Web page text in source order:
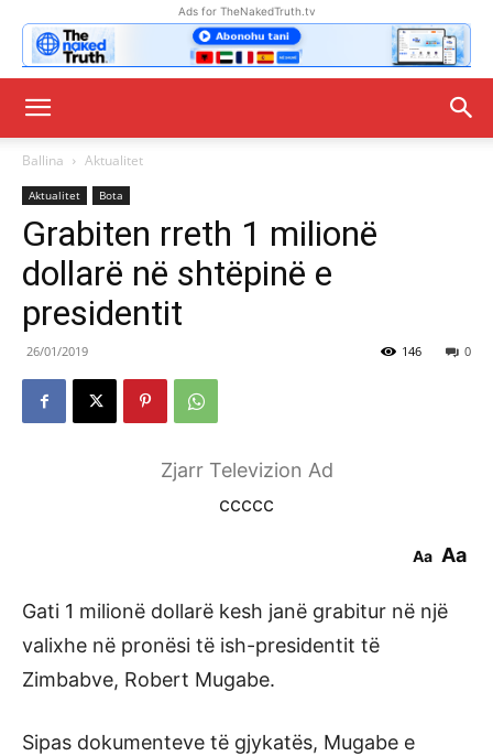
Ads for TheNakedTruth.tv
Ballina Aktualitet
Aktualitet Bota
Grabiten rreth 1 milionë
dollarë në shtëpinë e
presidentit
26/01/2019 0
146
Zjarr Televizion Ad
ccccc
Aa Aa
Gati 1 milionë dollarë kesh janë grabitur në një
valixhe në pronësi të ish-presidentit të
Zimbabve, Robert Mugabe.
Sipas dokumenteve të gjykatës, Mugabe e